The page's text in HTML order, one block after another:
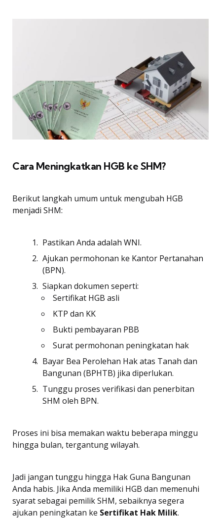
Cara Meningkatkan HGB ke SHM?
Berikut langkah umum untuk mengubah HGB
menjadi SHM:
Pastikan Anda adalah WNI.
Ajukan permohonan ke Kantor Pertanahan
(BPN).
Siapkan dokumen seperti:
Sertifikat HGB asli
KTP dan KK
Bukti pembayaran PBB
Surat permohonan peningkatan hak
Bayar Bea Perolehan Hak atas Tanah dan
Bangunan (BPHTB) jika diperlukan.
Tunggu proses verifikasi dan penerbitan
SHM oleh BPN.
Proses ini bisa memakan waktu beberapa minggu
hingga bulan, tergantung wilayah.
Jadi jangan tunggu hingga Hak Guna Bangunan
Anda habis. Jika Anda memiliki HGB dan memenuhi
syarat sebagai pemilik SHM, sebaiknya segera
ajukan peningkatan ke Sertifikat Hak Milik.